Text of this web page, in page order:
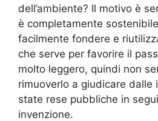
dell’ambiente? Il motivo è
è completamente
facilmente fondere e
che serve per favorire il
molto leggero, quindi non
rimuoverlo a giudicare dalle
state rese pubbliche in
invenzione.